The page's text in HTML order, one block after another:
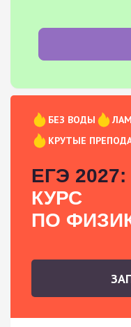
БЕЗ ВОДЫ
КРУТЫЕ
ЕГЭ 2027:
КУРС
ПО